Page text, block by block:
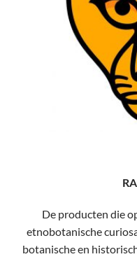
De producten die
etnobotanische
botanische en